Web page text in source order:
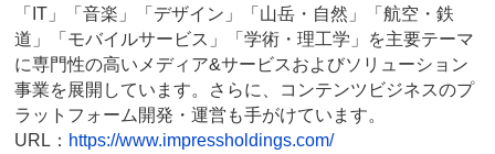
「IT」「音楽」「デザイン」「山岳・自然」「航空・鉄
道」「モバイルサービス」「学術・理工学」を主要テーマ
に専門性の高いメディア&サービスおよびソリューション
事業を展開しています。さらに、コンテンツビジネスのプ
ラットフォーム開発・運営も手がけています。
URL： https://www.impressholdings.com/